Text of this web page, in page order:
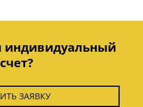
индивидуальный
ЗАЯВКУ